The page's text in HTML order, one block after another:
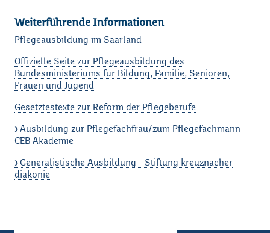
Weiterführende Informationen
Pflegeausbildung im Saarland
Offizielle Seite zur Pflegeausbildung des
Bundesministeriums für Bildung, Familie, Senioren,
Frauen und Jugend
Gesetztestexte zur Reform der Pflegeberufe
Ausbildung zur Pflegefachfrau/zum Pflegefachmann -
CEB Akademie
Generalistische Ausbildung - Stiftung kreuznacher
diakonie